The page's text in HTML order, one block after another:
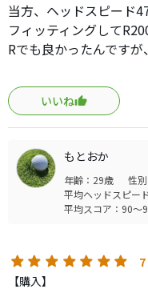
当方、ヘッドスピード
フィッティングして
Rでも良かったんです
ましたが下の番手がや
DGS200なのですが、
です。ヘッドがXフォ
上げてくれるので相性
的な方もおられるでし
さ変えてる人が普通に
ると思います。オリジ
AMTホワイトのRで、
飛距離は純正のモー
クトが分厚くなる感じ
ヘッドにもマッチング良
いいね
もとおか
年齢：29歳 性
平均ヘッドスピー
平均スコア：90～
7
【購入】